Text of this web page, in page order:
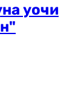
уочи